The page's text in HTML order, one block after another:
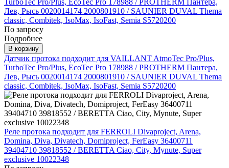
Лев, Рысь 0020014174 2000801910 / SAUNIER DUVAL Thema
classic, Combitek, IsoMax, IsoFast, Semia S5720200
По запросу
Подробнее
В корзину
Датчик протока подходит для VAILLANT AtmoTec Pro/Plus,
TurboTec Pro/Plus, EcoTec Pro 178988 / PROTHERM Пантера,
Лев, Рысь 0020014174 2000801910 / SAUNIER DUVAL Thema
classic, Combitek, IsoMax, IsoFast, Semia S5720200
Реле протока подходит для FERROLI Divaproject, Arena,
Domina, Diva, Divatech, Domiproject, FerEasy 36400711
39404710 39818552 / BERETTA Ciao, City, Mynute, Super
exclusive 10022348